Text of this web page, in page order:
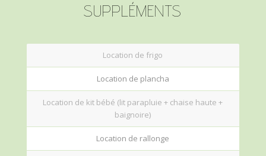
SUPPLÉMENTS
Location de frigo
Location de plancha
Location de kit bébé (lit parapluie + chaise haute +
baignoire)
Location de rallonge